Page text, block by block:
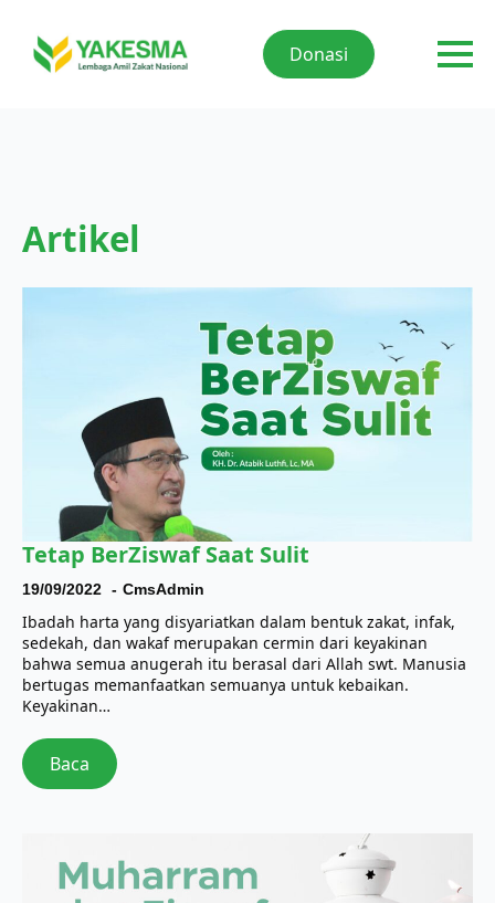
Donasi
Artikel
Tetap BerZiswaf Saat Sulit
19/09/2022 CmsAdmin
Ibadah harta yang disyariatkan dalam bentuk zakat, infak,
sedekah, dan wakaf merupakan cermin dari keyakinan
bahwa semua anugerah itu berasal dari Allah swt. Manusia
bertugas memanfaatkan semuanya untuk kebaikan.
Keyakinan…
Baca